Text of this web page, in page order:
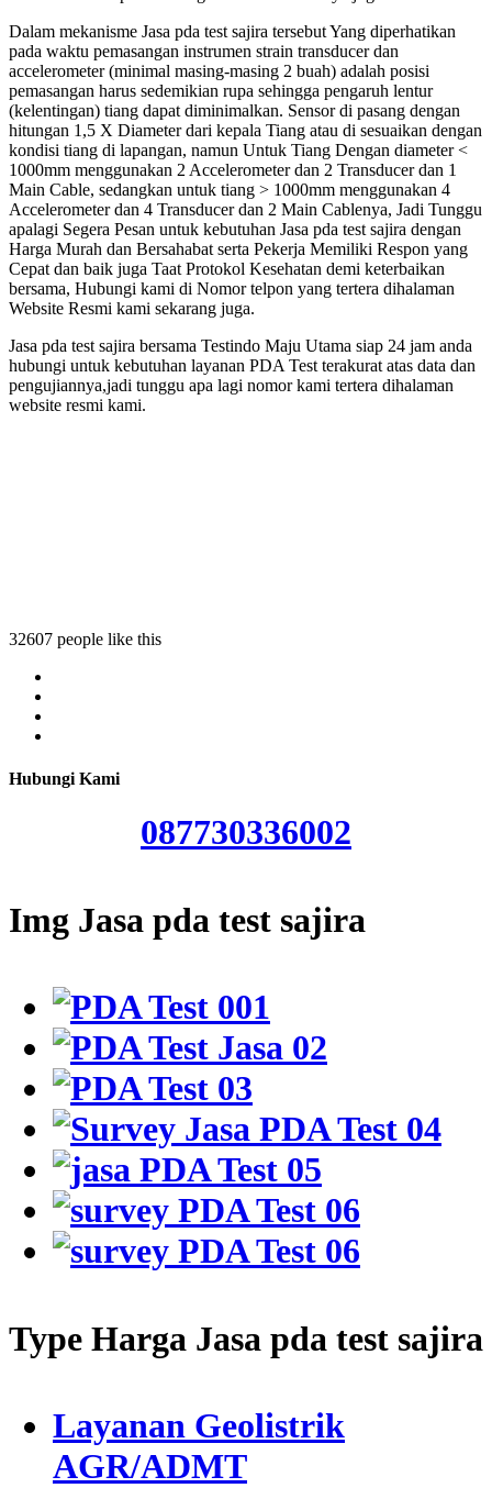
Dalam mekanisme Jasa pda test sajira tersebut Yang diperhatikan
pada waktu pemasangan instrumen strain transducer dan
accelerometer (minimal masing-masing 2 buah) adalah posisi
pemasangan harus sedemikian rupa sehingga pengaruh lentur
(kelentingan) tiang dapat diminimalkan. Sensor di pasang dengan
hitungan 1,5 X Diameter dari kepala Tiang atau di sesuaikan dengan
kondisi tiang di lapangan, namun Untuk Tiang Dengan diameter <
1000mm menggunakan 2 Accelerometer dan 2 Transducer dan 1
Main Cable, sedangkan untuk tiang > 1000mm menggunakan 4
Accelerometer dan 4 Transducer dan 2 Main Cablenya, Jadi Tunggu
apalagi Segera Pesan untuk kebutuhan Jasa pda test sajira dengan
Harga Murah dan Bersahabat serta Pekerja Memiliki Respon yang
Cepat dan baik juga Taat Protokol Kesehatan demi keterbaikan
bersama, Hubungi kami di Nomor telpon yang tertera dihalaman
Website Resmi kami sekarang juga.
Jasa pda test sajira bersama Testindo Maju Utama siap 24 jam anda
hubungi untuk kebutuhan layanan PDA Test terakurat atas data dan
pengujiannya,jadi tunggu apa lagi nomor kami tertera dihalaman
website resmi kami.
32607 people like this
Hubungi Kami
087730336002
Img Jasa pda test sajira
Type Harga Jasa pda test sajira
Layanan Geolistrik
AGR/ADMT